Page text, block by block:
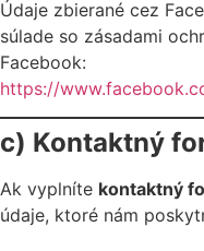
Údaje zbierané cez
súlade so zásadami
Facebook:
https://
c) Kontaktný
Ak vyplníte kontaktný
údaje, ktoré nám